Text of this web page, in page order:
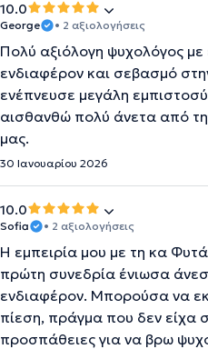
10.0
George • 2 αξιολογήσεις
Πολύ αξιόλογη ψυχολόγος
ενδιαφέρον και σεβασμό
ενέπνευσε μεγάλη
αισθανθώ πολύ άνετα από
μας.
30 Ιανουαρίου 2026
10.0
Sofia • 2 αξιολογήσεις
Η εμπειρία μου με τη κα
πρώτη συνεδρία ένιωσα
ενδιαφέρον. Μπορούσα να
πίεση, πράγμα που δεν είχα
προσπάθειες για να βρω